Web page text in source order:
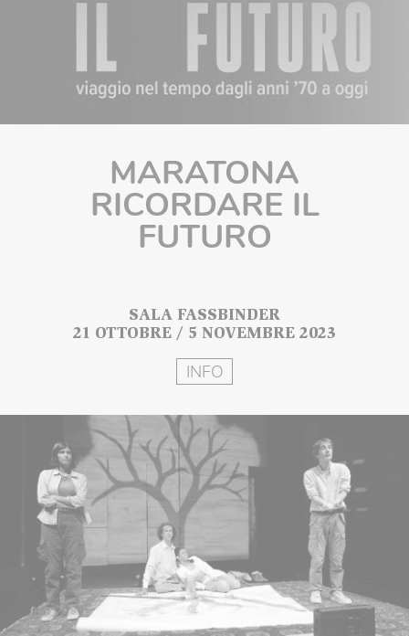
MARATONA
RICORDARE IL
FUTURO
SALA FASSBINDER
21 OTTOBRE / 5 NOVEMBRE 2023
INFO